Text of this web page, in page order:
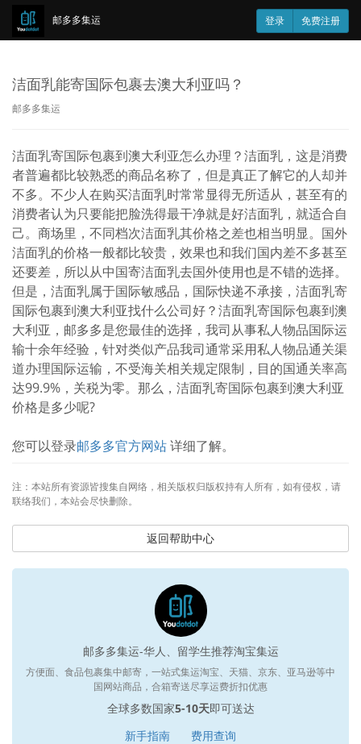
邮多多集运 登录 免费注册
洁面乳能寄国际包裹去澳大利亚吗？
邮多多集运
洁面乳寄国际包裹到澳大利亚怎么办理？洁面乳，这是消费
者普遍都比较熟悉的商品名称了，但是真正了解它的人却并
不多。不少人在购买洁面乳时常常显得无所适从，甚至有的
消费者认为只要能把脸洗得最干净就是好洁面乳，就适合自
己。商场里，不同档次洁面乳其价格之差也相当明显。国外
洁面乳的价格一般都比较贵，效果也和我们国内差不多甚至
还要差，所以从中国寄洁面乳去国外使用也是不错的选择。
但是，洁面乳属于国际敏感品，国际快递不承接，洁面乳寄
国际包裹到澳大利亚找什么公司好？洁面乳寄国际包裹到澳
大利亚，邮多多是您最佳的选择，我司从事私人物品国际运
输十余年经验，针对类似产品我司通常采用私人物品通关渠
道办理国际运输，不受海关相关规定限制，目的国通关率高
达99.9%，关税为零。那么，洁面乳寄国际包裹到澳大利亚
价格是多少呢?
您可以登录邮多多官方网站详细了解。
注：本站所有资源皆搜集自网络，相关版权归版权持有人所有，如有侵权，请
联络我们，本站会尽快删除。
返回帮助中心
邮多多集运-华人、留学生推荐淘宝集运
方便面、食品包裹集中邮寄，一站式集运淘宝、天猫、京东、亚马逊等中
国网站商品，合箱寄送尽享运费折扣优惠
全球多数国家5-10天即可送达
新手指南
费用查询